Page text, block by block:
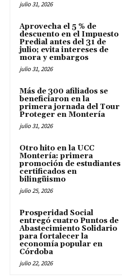
julio 31, 2026
Aprovecha el 5 % de
descuento en el Impuesto
Predial antes del 31 de
julio; evita intereses de
mora y embargos
julio 31, 2026
Más de 300 afiliados se
beneficiaron en la
primera jornada del Tour
Proteger en Montería
julio 31, 2026
Otro hito en la UCC
Montería: primera
promoción de estudiantes
certificados en
bilingüismo
julio 25, 2026
Prosperidad Social
entregó cuatro Puntos de
Abastecimiento Solidario
para fortalecer la
economía popular en
Córdoba
julio 22, 2026